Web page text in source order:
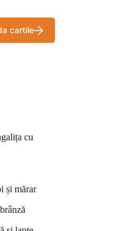
cartile
cu
și mărar